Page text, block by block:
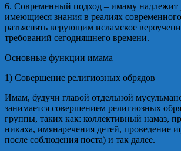
6. Современный подход – имаму надлежит
имеющиеся знания в реалиях
разъяснять верующим исламское
требований сегодняшнего времени.
Основные функции имама
1) Совершение религиозных обрядов
Имам, будучи главой отдельной
занимается совершением религиозных
группы, таких как: коллективный намаз,
никаха, имянаречения детей, проведение
после соблюдения поста) и так далее.